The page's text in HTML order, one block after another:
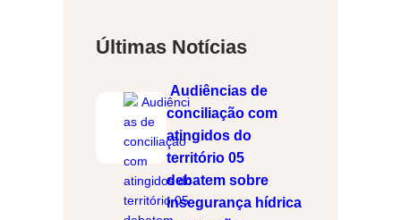
s
Últimas Notícias
Audiências de
conciliação com
atingidos do
território 05
debatem sobre
insegurança hídrica